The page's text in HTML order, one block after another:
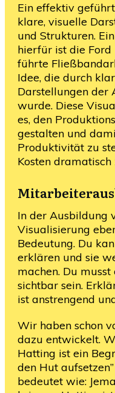
Ein effektiv
klare, visuelle
und Strukturen.
hierfür ist die Ford
führte
Idee, die durch
Darstellungen
wurde. Diese
es, den
gestalten und
Produktivität zu
Kosten dramatisch
In der Ausbildung
Visualisierung
Bedeutung. Du
erklären und sie
machen. Du musst
sichtbar sein.
ist anstrengend
Wir haben schon
dazu entwickelt.
Hatting ist ein
den Hut
bedeutet wie: